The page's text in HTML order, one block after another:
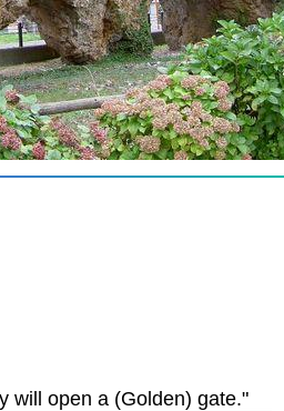
will open a (Golden) gate."